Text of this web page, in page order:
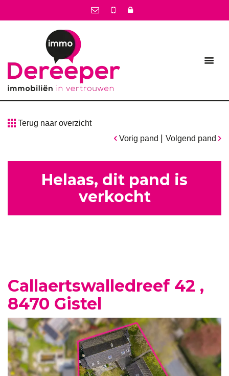
Terug naar overzicht
Vorig pand
Volgend pand
Helaas, dit pand is
verkocht
Callaertswalledreef 42 ,
8470 Gistel